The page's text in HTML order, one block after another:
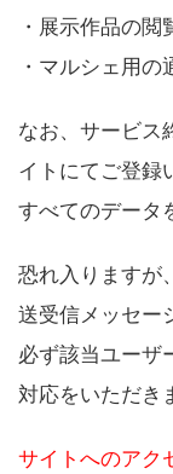
・展示作品の閲
・マルシェ用の
なお、サービス
イトにてご登録
すべてのデータ
恐れ入りますが
送受信メッセー
必ず該当ユーザ
対応をいただき
サイトへのアク